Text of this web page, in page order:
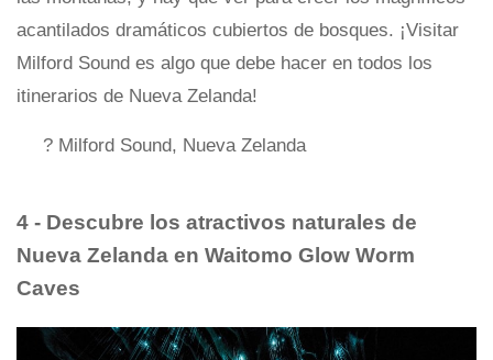
acantilados dramáticos cubiertos de bosques. ¡Visitar
Milford Sound es algo que debe hacer en todos los
itinerarios de Nueva Zelanda!
? Milford Sound, Nueva Zelanda
4 - Descubre los atractivos naturales de
Nueva Zelanda en Waitomo Glow Worm
Caves